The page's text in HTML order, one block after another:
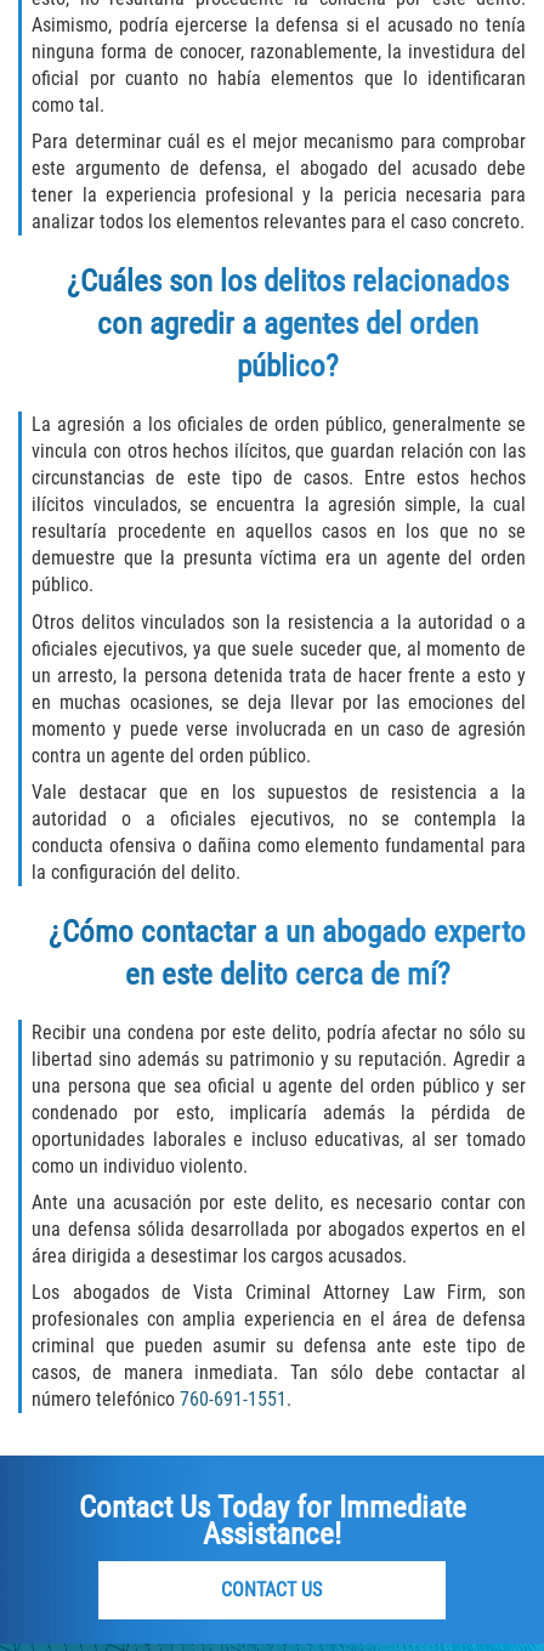
Workers Comp Fraud
Damaging Phone Lines
Petition to Vacate Murder Conviction
Record Expungement
Sex Crimes
Indecent Exposure
Prostitution and Solicitation
Sexual Battery
Statutory Rape
Lewd Acts on a Child
Lewd Conduct in Public
Theft Crimes
Auto Burglary
Burglary of a Safe or Vault
Embezzlement
Grand Theft
Petty Theft
Receiving Stolen Property
Robbery
Violent Crimes
White Collar
Identity Theft
Misappropriation of Public Funds
Asimismo, podría ejercerse la defensa si el acusado no tenía
ninguna forma de conocer, razonablemente, la investidura del
oficial por cuanto no había elementos que lo identificaran
como tal.
Para determinar cuál es el mejor mecanismo para comprobar
este argumento de defensa, el abogado del acusado debe
tener la experiencia profesional y la pericia necesaria para
analizar todos los elementos relevantes para el caso concreto.
¿Cuáles son los delitos relacionados
con agredir a agentes del orden
público?
La agresión a los oficiales de orden público, generalmente se
vincula con otros hechos ilícitos, que guardan relación con las
circunstancias de este tipo de casos. Entre estos hechos
ilícitos vinculados, se encuentra la agresión simple, la cual
resultaría procedente en aquellos casos en los que no se
demuestre que la presunta víctima era un agente del orden
público.
Otros delitos vinculados son la resistencia a la autoridad o a
oficiales ejecutivos, ya que suele suceder que, al momento de
un arresto, la persona detenida trata de hacer frente a esto y
en muchas ocasiones, se deja llevar por las emociones del
momento y puede verse involucrada en un caso de agresión
contra un agente del orden público.
Vale destacar que en los supuestos de resistencia a la
autoridad o a oficiales ejecutivos, no se contempla la
conducta ofensiva o dañina como elemento fundamental para
la configuración del delito.
¿Cómo contactar a un abogado experto
en este delito cerca de mí?
Recibir una condena por este delito, podría afectar no sólo su
libertad sino además su patrimonio y su reputación. Agredir a
una persona que sea oficial u agente del orden público y ser
condenado por esto, implicaría además la pérdida de
oportunidades laborales e incluso educativas, al ser tomado
como un individuo violento.
Ante una acusación por este delito, es necesario contar con
una defensa sólida desarrollada por abogados expertos en el
área dirigida a desestimar los cargos acusados.
Los abogados de Vista Criminal Attorney Law Firm, son
profesionales con amplia experiencia en el área de defensa
criminal que pueden asumir su defensa ante este tipo de
casos, de manera inmediata. Tan sólo debe contactar al
número telefónico760-691-1551 .
Contact Us Today for Immediate
Assistance!
CONTACT US